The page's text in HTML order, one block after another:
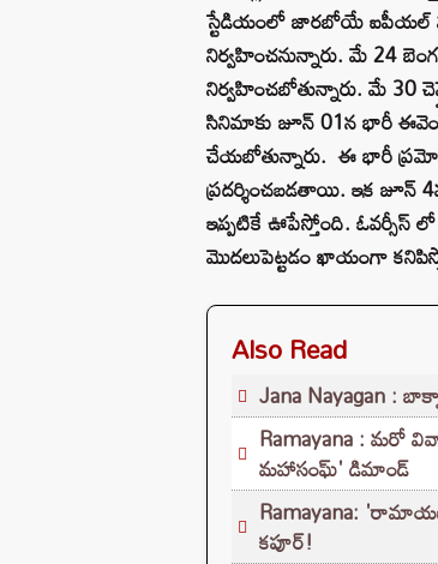
స్టేడియంలో జారబోయే ఐపీయల్
నిర్వహించనున్నారు. మే 24
నిర్వహించబోతున్నారు. మే 30
సినిమాకు జూన్ 01న భారీ
చేయబోతున్నారు. ఈ భారీ
ప్రదర్శించబడతాయి. ఇక జూన్
ఇప్పటికే ఊపేస్తోంది. ఓవర్సీస్
మొదలుపెట్టడం ఖాయంగా
Also Read
Jana Nayagan :
Ramayana : మరో
మహాసంఘ్‌' డిమాండ్
Ramayana:
కపూర్!